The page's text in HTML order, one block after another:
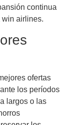
continua
win airlines.
ofertas
los períodos
largos o las